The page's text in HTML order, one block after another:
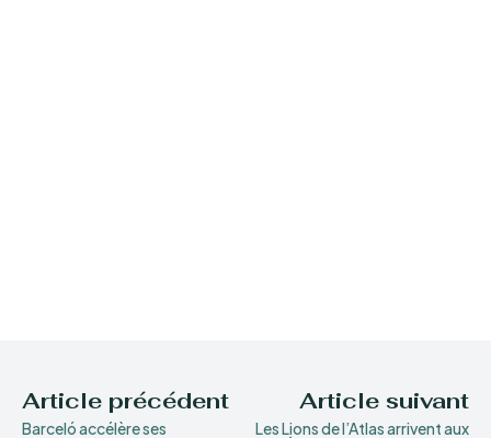
Article précédent
Barceló accélère ses
Article suivant
Les Lions de l’Atlas arrivent aux